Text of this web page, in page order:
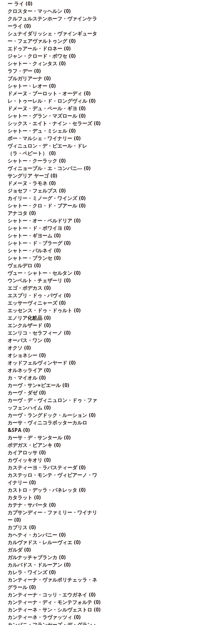
ー ライ (0)
クロスター・マッヘルン (0)
クルフュルステンホーフ・ヴァインケラ
ーライ (0)
シュナイダリッシェ・ヴァインギュータ
ー・フェアヴァルトゥング (0)
エドゥアール・ドロネー (0)
ジャン・クロード・ボワセ (0)
シャトー・クィンタス (0)
ラフ・デー (0)
ブルガリアーナ (0)
シャトー・レオー (0)
ドメーヌ・ブーロット・オーディ (0)
レ・トゥーレル・ド・ロングヴィル (0)
ドメーヌ・デュ・ペール・ギヨ (0)
シャトー・グラン・マズロール (0)
シックス・エイト・ナイン・セラーズ (0)
シャトー・デュ・ミシェル (0)
ボー・マルシェ・ワイナリー (0)
ヴィニュロン・デ・ピエール・ドレ
（ラ・ペピート） (0)
シャトー・クーラック (0)
ヴィニョーブル・エ・コンパニ― (0)
サングリア ヤーゴ (0)
ドメーヌ・ラモネ (0)
ジョセフ・フェルプス (0)
カイリー・ミノーグ・ワインズ (0)
シャトー・クロ・ド・ブアール (0)
アナコタ (0)
シャトー・オー・ペルドリア (0)
シャトー・ド・ボワイヨ (0)
シャトー・ギヨーム (0)
シャトー・ド・ブラーグ (0)
シャトー・パルネイ (0)
シャトー・プランセ (0)
ヴェルデロ (0)
ヴュー・シャトー・セルタン (0)
ウンベルト・チェザーリ (0)
エゴ・ボデカス (0)
エスプリ・ドゥ・パヴィ (0)
エッサーヴィニャーズ (0)
エッセンス・ドゥ・ドゥルト (0)
エノリア化粧品 (0)
エンクルザード (0)
エンリコ・セラフィーノ (0)
オーパス・ワン (0)
オクソ (0)
オショネシー (0)
オッドフェルヴィンヤード (0)
オルネッライア (0)
カ・マイオル (0)
カーヴ・サン=ピエール (0)
カーヴ・ダゼ (0)
カーヴ・デ・ヴィニュロン・ドゥ・ファ
ッフェンハイム (0)
カーヴ・ラングドック・ルーション (0)
カーサ・ヴィニコラボッターカルロ
&SPA (0)
カーサ・デ・サンタール (0)
ボデガス・ビアンキ (0)
カイアロッサ (0)
カヴィッキオリ (0)
カスティーヨ・ラバスティーダ (0)
カステッロ・モンテ・ヴィビアーノ・ワ
イナリー (0)
カストロ・デッラ・パネレッタ (0)
カタラット (0)
カテナ・サパータ (0)
カプサンディー・ファミリー・ワイナリ
ー (0)
カブリス (0)
カヘティ・カンパニー (0)
カルヴァドス・レルーヴィエ (0)
ガルダ (0)
ガルナッチャブランカ (0)
カルバドス・ドルーアン (0)
カレラ・ワインズ (0)
カンティーナ・ヴァルポリチェッラ・ネ
グラール (0)
カンティーナ・コッリ・エウガネイ (0)
カンティーナ・ディ・モンテフォルテ (0)
カンティーネ・サン・シルヴェストロ (0)
カンティーネ・ラヴァッツィ (0)